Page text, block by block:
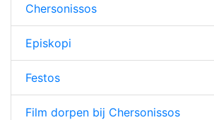
Chersonissos
Episkopi
Festos
Film dorpen bij Chersonissos